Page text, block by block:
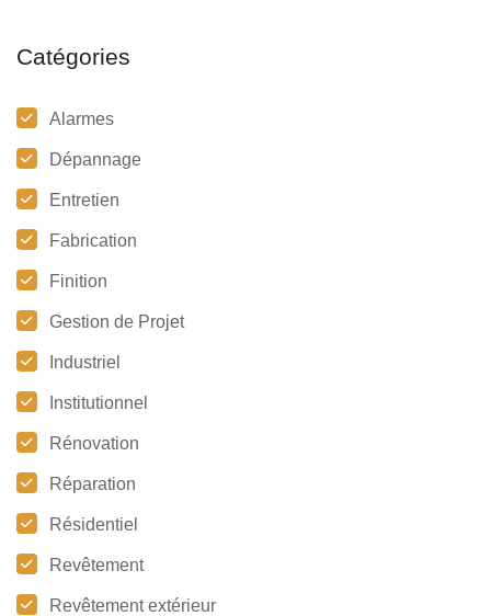
Catégories
Alarmes
Dépannage
Entretien
Fabrication
Finition
Gestion de Projet
Industriel
Institutionnel
Rénovation
Réparation
Résidentiel
Revêtement
Revêtement extérieur